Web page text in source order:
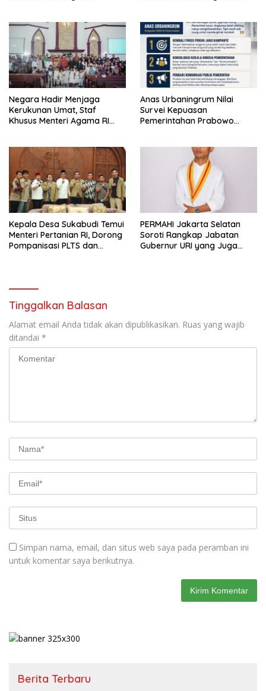
Terlibat Kasus Smart Village
Negara Hadir Menjaga
Kerukunan Umat, Staf
Khusus Menteri Agama RI
Anas Urbaningrum Nilai
Survei Kepuasan
Pemerintahan Prabowo
Kepala Desa Sukabudi Temui
Menteri Pertanian RI, Dorong
Pompanisasi PLTS dan
PERMAHI Jakarta Selatan
Soroti Rangkap Jabatan
Gubernur URI yang Juga
Tinggalkan Balasan
Alamat email Anda tidak akan dipublikasikan. Ruas yang wajib
ditandai *
Simpan nama, email, dan situs web saya pada peramban ini
untuk komentar saya berikutnya.
Berita Terbaru